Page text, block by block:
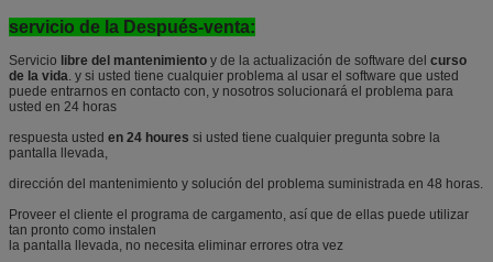
servicio de la Después-venta:
Servicio libre del mantenimiento y de la actualización de software del curso
de la vida. y si usted tiene cualquier problema al usar el software que usted
puede entrarnos en contacto con, y nosotros solucionará el problema para
usted en 24 horas
respuesta usted en 24 houres si usted tiene cualquier pregunta sobre la
pantalla llevada,
dirección del mantenimiento y solución del problema suministrada en 48 horas.
Proveer el cliente el programa de cargamento, así que de ellas puede utilizar
tan pronto como instalen
la pantalla llevada, no necesita eliminar errores otra vez